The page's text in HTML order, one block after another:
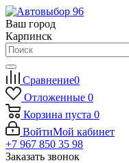
Ваш город
Карпинск
Сравнение0
Отложенные 0
Корзина пуста 0
ВойтиМой кабинет
+7 967 850 35 98
Заказать звонок